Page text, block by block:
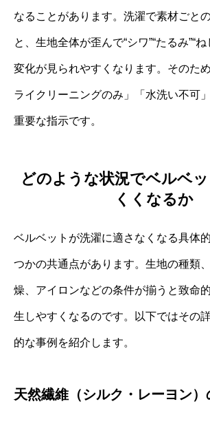
なることがあります。洗濯で素材ごと
と、生地全体が歪んで“シワ”“たるみ”“
変化が見られやすくなります。そのた
ライクリーニングのみ」「水洗い不可
重要な指示です。
どのような状況でベルベ
くくなるか
ベルベットが洗濯に適さなくなる具体
つかの共通点があります。生地の種類
燥、アイロンなどの条件が揃うと致命
生しやすくなるのです。以下ではその
的な事例を紹介します。
天然繊維（シルク・レーヨン）